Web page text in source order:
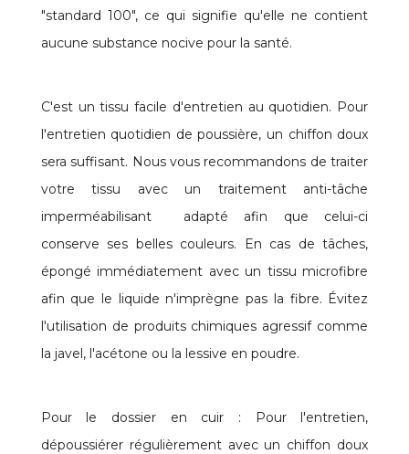
"standard 100", ce qui signifie qu'elle ne contient
aucune substance nocive pour la santé.
C'est un tissu facile d'entretien au quotidien. Pour
l'entretien quotidien de poussière, un chiffon doux
sera suffisant. Nous vous recommandons de traiter
votre tissu avec un traitement anti-tâche
imperméabilisant adapté afin que celui-ci
conserve ses belles couleurs. En cas de tâches,
épongé immédiatement avec un tissu microfibre
afin que le liquide n'imprègne pas la fibre. Évitez
l'utilisation de produits chimiques agressif comme
la javel, l'acétone ou la lessive en poudre.
Pour le dossier en cuir : Pour l'entretien,
dépoussiérer régulièrement avec un chiffon doux